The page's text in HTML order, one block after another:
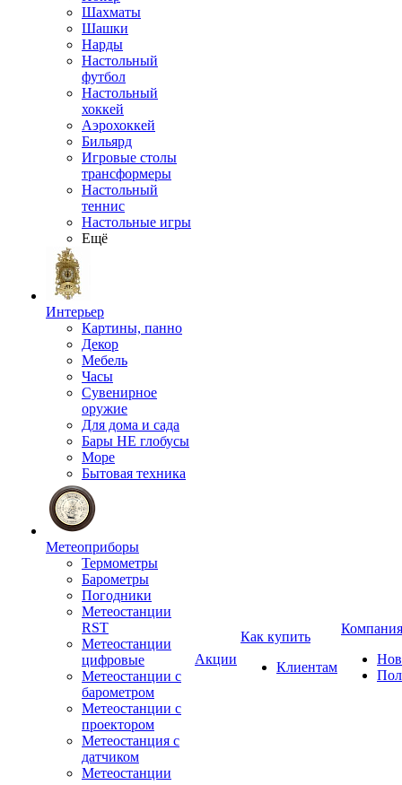
Шахматы
Шашки
Нарды
Настольный
футбол
Настольный
хоккей
Аэрохоккей
Бильярд
Игровые столы
трансформеры
Настольный
теннис
Настольные игры
Ещё
Интерьер
Картины, панно
Декор
Мебель
Часы
Сувенирное
оружие
Для дома и сада
Бары НЕ глобусы
Море
Бытовая техника
Метеоприборы
Термометры
Барометры
Погодники
Метеостанции
RST
Метеостанции
цифровые
Метеостанции с
барометром
Метеостанции с
проектором
Метеостанция с
датчиком
Метеостанции
Акции
Как купить
Клиентам
Компания